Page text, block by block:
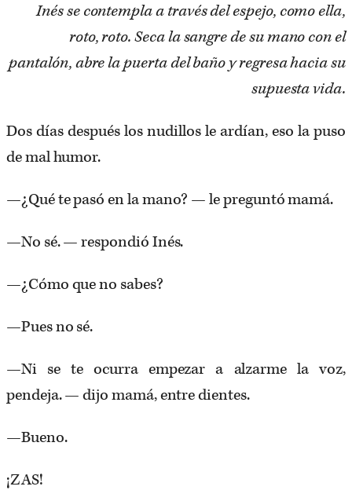
Inés se contempla a través del espejo, como ella,
roto, roto. Seca la sangre de su mano con el
pantalón, abre la puerta del baño y regresa hacia su
supuesta vida.
Dos días después los nudillos le ardían, eso la puso
de mal humor.
—¿Qué te pasó en la mano? — le preguntó mamá.
—No sé. — respondió Inés.
—¿Cómo que no sabes?
—Pues no sé.
—Ni se te ocurra empezar a alzarme la voz,
pendeja. — dijo mamá, entre dientes.
—Bueno.
¡ZAS!